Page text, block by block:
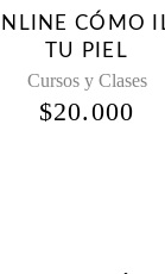
CÓMO
TU PIEL
Cursos y Clases
$20.000